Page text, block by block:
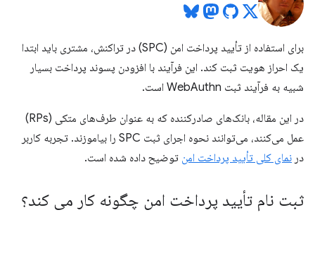
برای استفاده از تأیید پرداخت امن (SPC) در تراکنش، مشتری باید ابتدا
یک احراز هویت ثبت کند. این فرآیند با افزودن پسوند پرداخت بسیار
شبیه به فرآیند ثبت WebAuthn است.
در این مقاله، بانک‌های صادرکننده که به عنوان طرف‌های متکی (RPs)
عمل می‌کنند، می‌توانند نحوه اجرای ثبت SPC را بیاموزند. تجربه کاربر
در نمای کلی تأیید پرداخت امن توضیح داده شده است.
ثبت نام تأیید پرداخت امن چگونه کار می کند؟